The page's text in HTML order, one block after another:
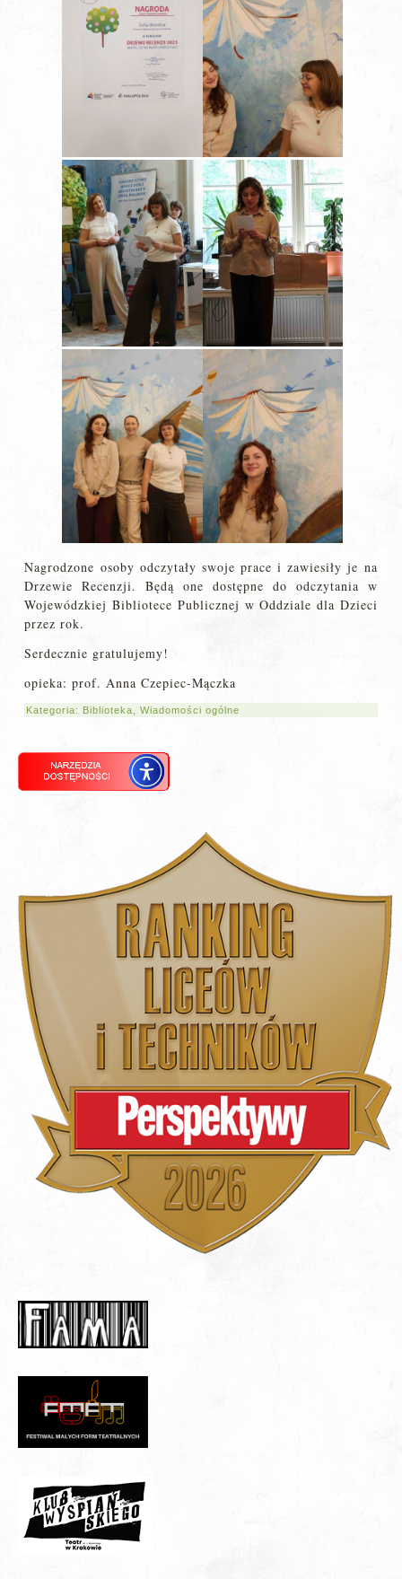
Nagrodzone osoby odczytały swoje prace i zawiesiły je na
Drzewie Recenzji. Będą one dostępne do odczytania w
Wojewódzkiej Bibliotece Publicznej w Oddziale dla Dzieci
przez rok.
Serdecznie gratulujemy!
opieka: prof. Anna Czepiec-Mączka
Kategoria: Biblioteka ,Wiadomości ogólne